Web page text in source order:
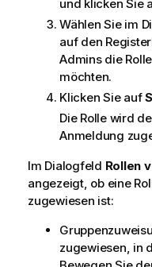
und klicken Sie
Wählen Sie im
auf den
Admins die
möchten.
Klicken Sie auf
Die Rolle wird
Anmeldung
Im Dialogfeld Rollen
angezeigt, ob eine
zugewiesen ist:
zugewiesen, in